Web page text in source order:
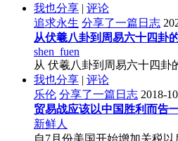
我也分享 | 评论
追求永生 分享了一篇日志
从伏羲八卦到周易六十四卦
shen_fuen
从 伏羲八卦到周易六十四卦
我也分享 | 评论
乐伦 分享了一篇日志 2018-
贸易战应该以中国胜利而告
新鲜人
自7月份美国开始增加关税